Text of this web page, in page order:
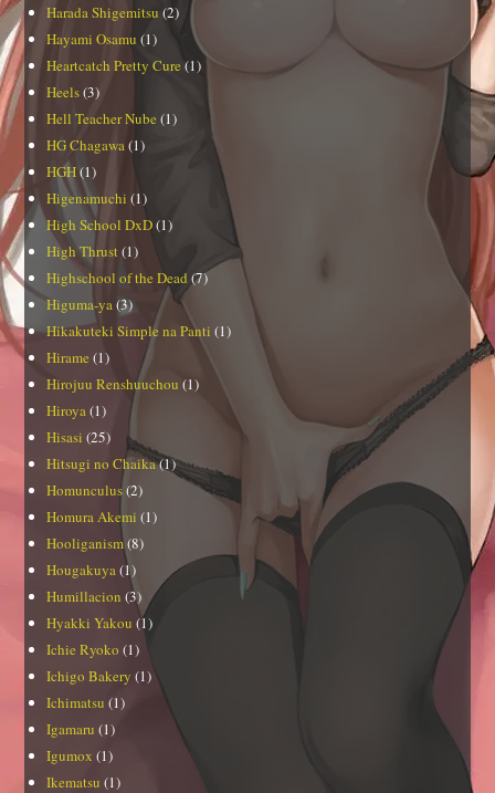
Harada Shigemitsu (2)
Hayami Osamu (1)
Heartcatch Pretty Cure (1)
Heels(3)
Hell Teacher Nube (1)
HG Chagawa(1)
HGH(1)
Higenamuchi (1)
High School DxD(1)
High Thrust(1)
Highschool of the Dead (7)
Higuma-ya(3)
Hikakuteki Simple na Panti (1)
Hirame (1)
Hirojuu Renshuuchou (1)
Hiroya(1)
Hisasi (25)
Hitsugi no Chaika(1)
Homunculus(2)
Homura Akemi (1)
Hooliganism(8)
Hougakuya(1)
Humillacion (3)
Hyakki Yakou (1)
Ichie Ryoko (1)
Ichigo Bakery (1)
Ichimatsu (1)
Igamaru (1)
Igumox (1)
Ikematsu (1)